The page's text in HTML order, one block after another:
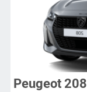
Peugeot 208